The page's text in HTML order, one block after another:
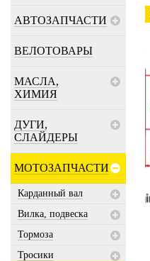
АВТОЗАПЧАСТИ
ВЕЛОТОВАРЫ
МАСЛА,
ХИМИЯ
ДУГИ,
СЛАЙДЕРЫ
МОТОЗАПЧАСТИ
Карданный вал
Вилка, подвеска
Тормоза
Тросики